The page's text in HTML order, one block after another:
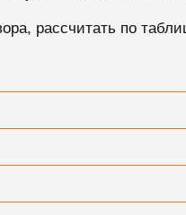
рассчитать по